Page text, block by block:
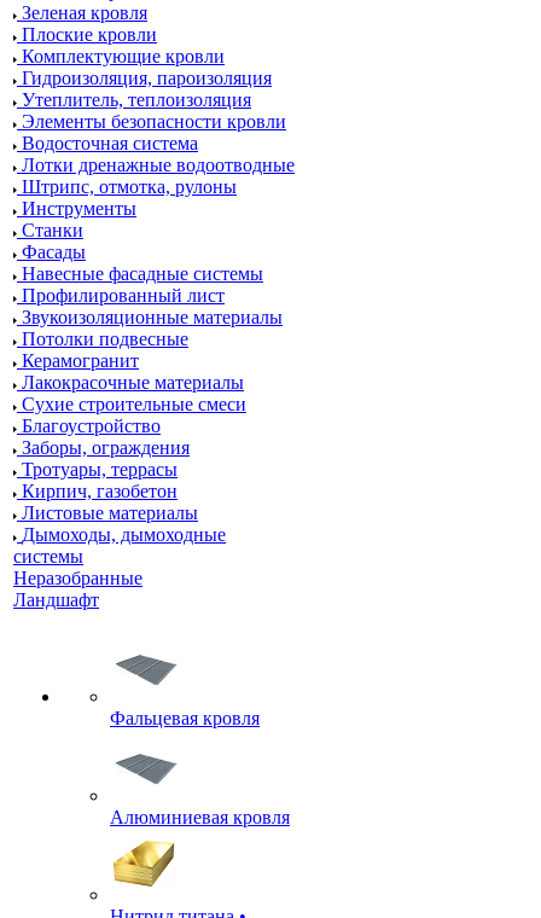
Зеленая кровля
Плоские кровли
Комплектующие кровли
Гидроизоляция, пароизоляция
Утеплитель, теплоизоляция
Элементы безопасности кровли
Водосточная система
Лотки дренажные водоотводные
Штрипс, отмотка, рулоны
Инструменты
Станки
Фасады
Навесные фасадные системы
Профилированный лист
Звукоизоляционные материалы
Потолки подвесные
Керамогранит
Лакокрасочные материалы
Сухие строительные смеси
Благоустройство
Заборы, ограждения
Тротуары, террасы
Кирпич, газобетон
Листовые материалы
Дымоходы, дымоходные
системы
Неразобранные
Ландшафт
Фальцевая кровля
Алюминиевая кровля